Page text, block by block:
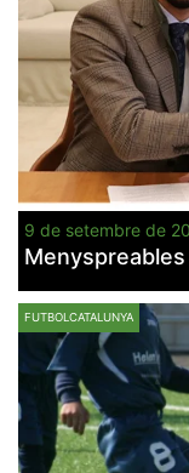
9 de setembre de
FUTBOLCATALUNYA